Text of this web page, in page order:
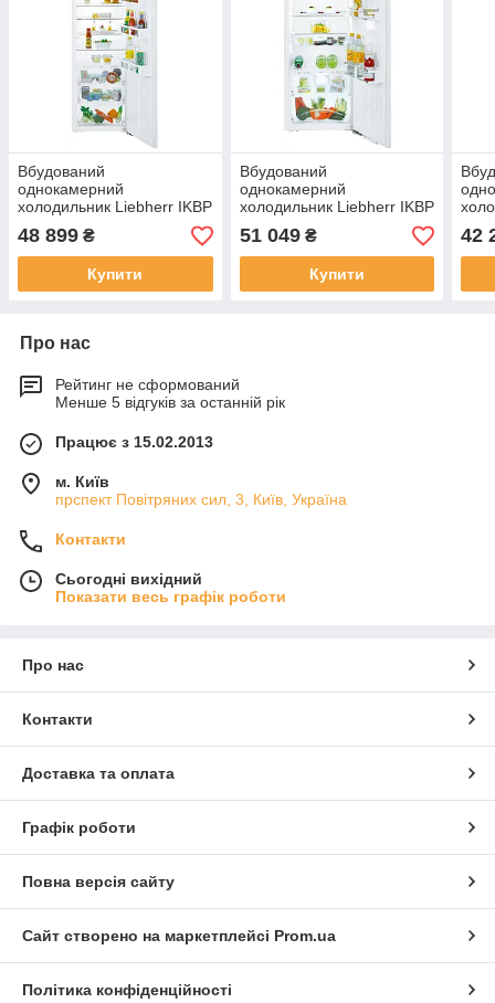
Вбудований
однокамерний
холодильник Liebherr IKBP
3524
48 899 ₴
Купити
Вбудований
однокамерний
холодильник Liebherr IKBP
2770
51 049₴
Купити
42
Про нас
Рейтинг не сформований
Менше 5 відгуків за останній рік
Працює з 15.02.2013
м. Київ
прспект Повітряних сил, 3, Київ, Україна
Контакти
Сьогодні вихідний
Показати весь графік роботи
Про нас
Контакти
Доставка та оплата
Графік роботи
Повна версія сайту
Сайт створено на маркетплейсі Prom.ua
Політика конфіденційності